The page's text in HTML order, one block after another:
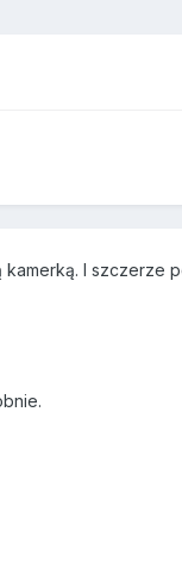
kamerką. I szczerze